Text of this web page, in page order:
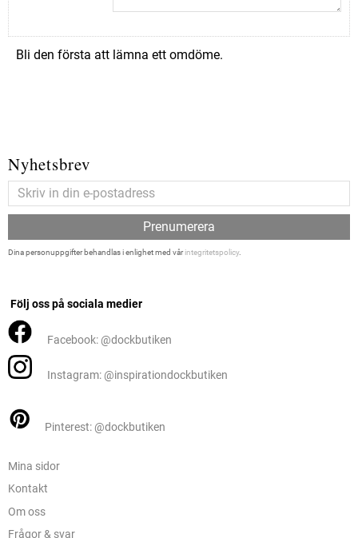
Bli den första att lämna ett omdöme.
Nyhetsbrev
Prenumerera
Dina personuppgifter behandlas i enlighet med vårintegritetspolicy.
Följ oss på sociala medier
Facebook: @dockbutiken
Instagram: @inspirationdockbutiken
Pinterest: @dockbutiken
Mina sidor
Kontakt
Om oss
Frågor & svar